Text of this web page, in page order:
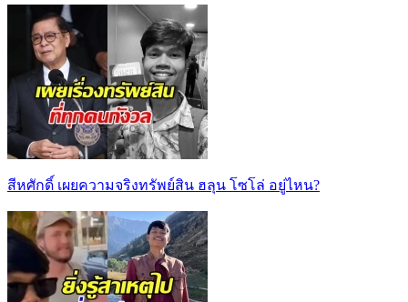
สีหศักดิ์ เผยความจริงทรัพย์สิน ฮลุน โซโล่ อยู่ไหน?